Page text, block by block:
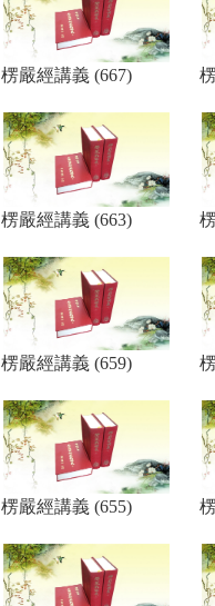
楞嚴經講義 (667)
楞嚴經講義 (663)
楞嚴經講義 (659)
楞嚴經講義 (655)